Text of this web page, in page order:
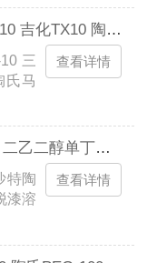
、增
良好
料。
增塑
止
的添
分散
三江乳化剂-10 凌飞NP-10 三江NP10 吉化TX10 陶氏马石油NP-10 磐亚P110 非离子表面活性剂NPE10
三
氏马
姆
可广
分
业清
纤油
领
查看详情
马石油大防白 陶氏大防白水DGBE 二乙二醇单丁醚 印刷油墨脱漆溶剂
特陶
漆溶
用
油组
查看详情